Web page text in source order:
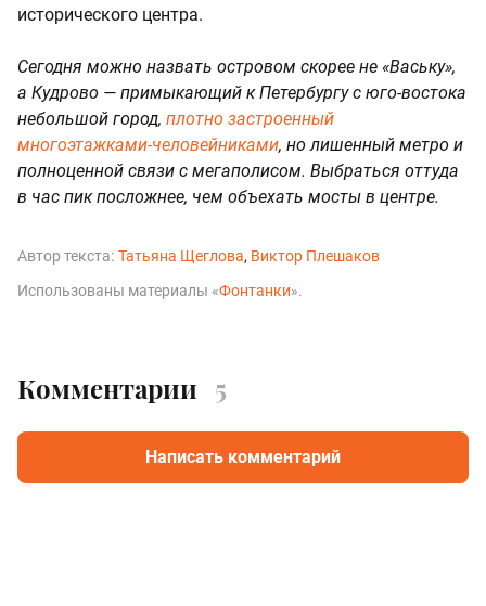
исторического центра.
Сегодня можно назвать островом скорее не «Ваську»,
а Кудрово — примыкающий к Петербургу с юго-востока
небольшой город, плотно застроенный
многоэтажками-человейниками, но лишенный метро и
полноценной связи с мегаполисом. Выбраться оттуда
в час пик посложнее, чем объехать мосты в центре.
Автор текста: Татьяна Щеглова Виктор Плешаков
Использованы материалы «Фонтанки».
Комментарии 5
Написать комментарий